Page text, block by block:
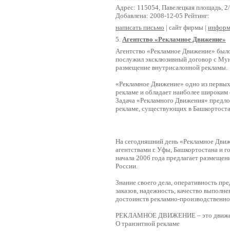
Адрес: 115054, Павелецкая площадь,
Добавлена: 2008-12-05 Рейтинг:
написать письмо | сайт фирмы |
5. Агентство «Рекламное Движение»
Агентство «Рекламное Движение»
послужил эксклюзивный договор с
размещение внутрисалонной рекламы.
«Рекламное Движение» одно из
рекламе и обладает наиболее широким
Задача «Рекламного Движения»
рекламе, существующих в
На сегодняшний день «Рекламное
агентствами г. Уфы, Башкортостана и
начала 2006 года предлагает
России.
Знание своего дела, оперативность
заказов, надежность, качество
достоинств рекламно-
РЕКЛАМНОЕ ДВИЖЕНИЕ – это
О транзитной рекламе